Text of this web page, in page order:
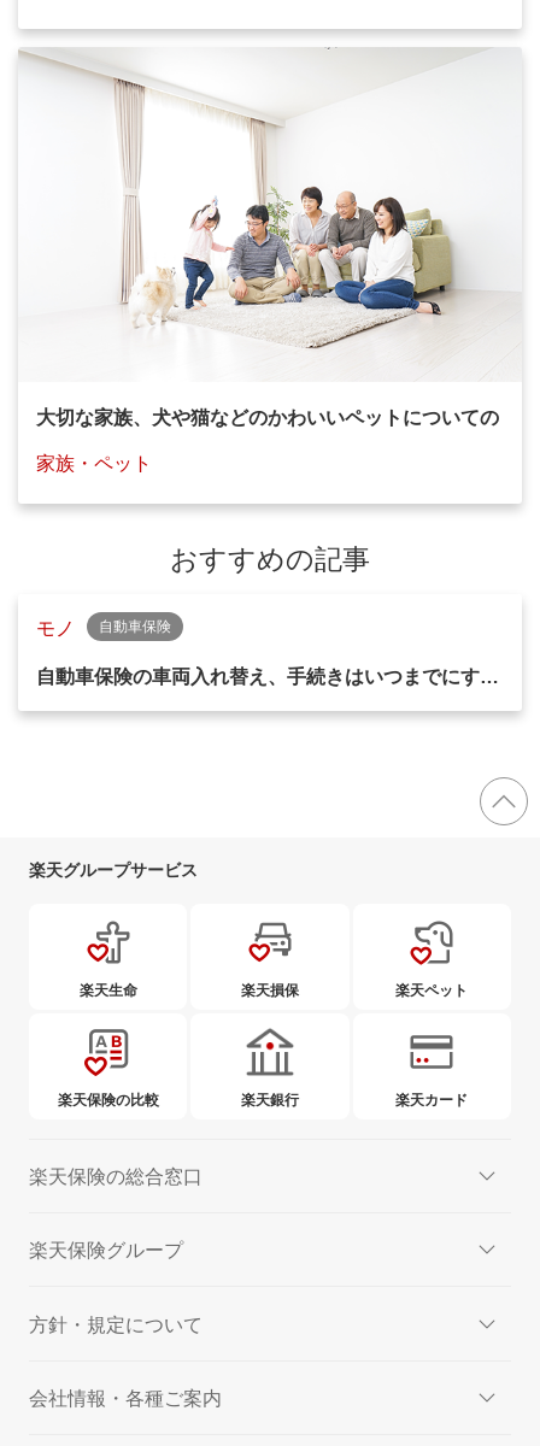
大切な家族、犬や猫などのかわいいペットについての
家族・ペット
おすすめの記事
モノ 自動車保険
自動車保険の車両入れ替え、手続きはいつまでにす…
楽天グループサービス
楽天生命 楽天損保 楽天ペット
楽天保険の比較 楽天銀行 楽天カード
楽天保険の総合窓口
楽天保険グループ
方針・規定について
会社情報・各種ご案内